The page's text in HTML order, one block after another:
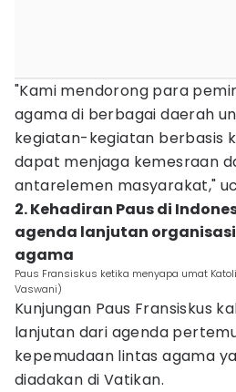
"Kami mendorong para
agama di berbagai daerah
kegiatan-kegiatan berbasis
dapat menjaga kemesraan
antarelemen masyarakat,"
2. Kehadiran Paus di
agenda lanjutan
agama
Paus Fransiskus ketika menyapa umat
Vaswani)
Kunjungan Paus Fransiskus
lanjutan dari agenda
kepemudaan lintas agama
diadakan di Vatikan.